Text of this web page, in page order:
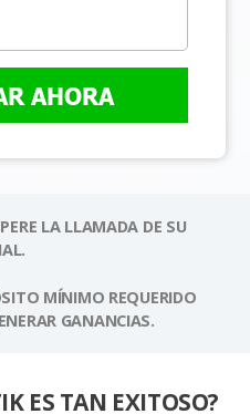
AHORA
LA LLAMADA DE SU
MÍNIMO REQUERIDO
GANANCIAS.
ES TAN EXITOSO?